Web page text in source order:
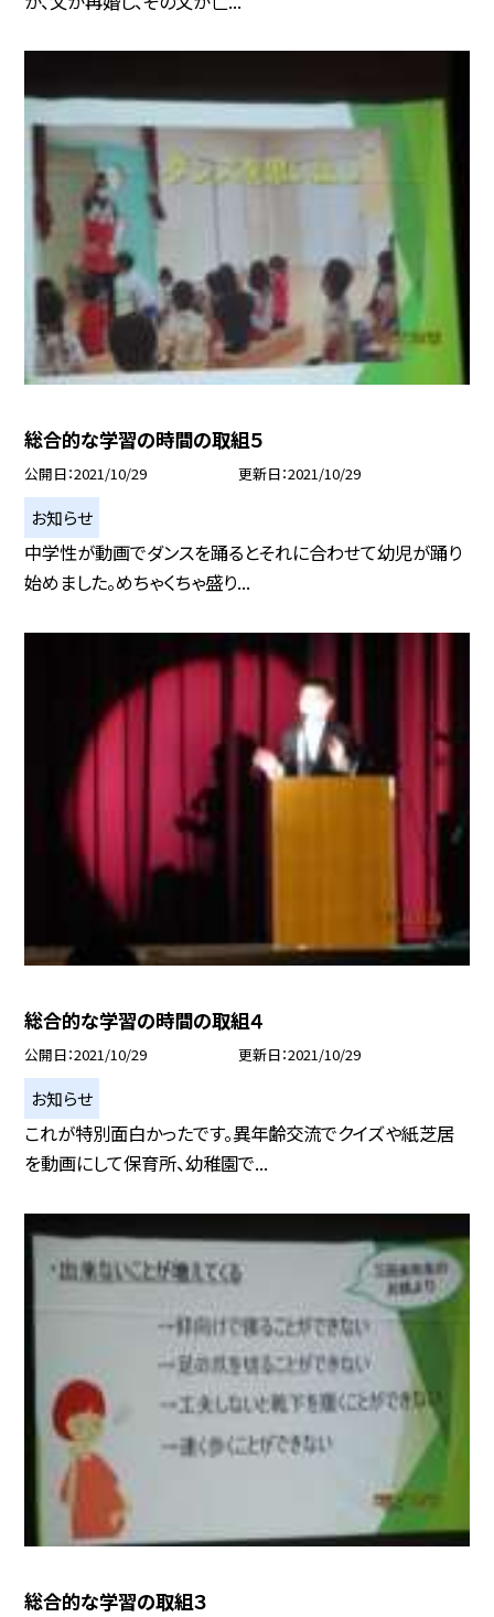
総合的な学習の時間の取組５
公開日 2021/10/29 更新日 2021/10/29
お知らせ
中学性が動画でダンスを踊るとそれに合わせて幼児が踊り
始めました。めちゃくちゃ盛り...
総合的な学習の時間の取組４
公開日 2021/10/29 更新日 2021/10/29
お知らせ
これが特別面白かったです。異年齢交流でクイズや紙芝居
を動画にして保育所、幼稚園で...
総合的な学習の取組３